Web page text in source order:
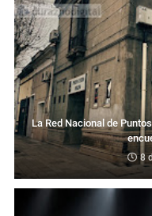
La Red Nacional de
8